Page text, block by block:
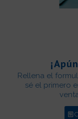
Rellena el
sé el primero